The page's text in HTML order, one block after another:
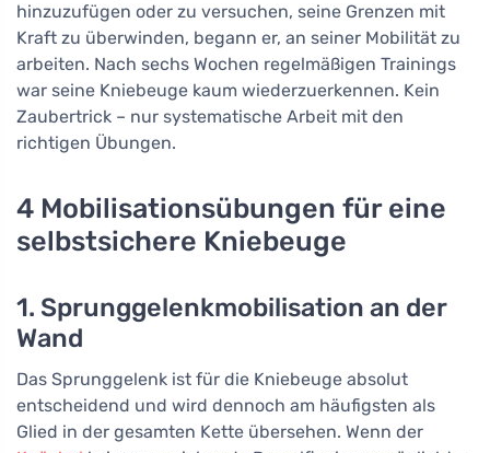
hinzuzufügen oder zu versuchen, seine Grenzen mit
Kraft zu überwinden, begann er, an seiner Mobilität zu
arbeiten. Nach sechs Wochen regelmäßigen Trainings
war seine Kniebeuge kaum wiederzuerkennen. Kein
Zaubertrick – nur systematische Arbeit mit den
richtigen Übungen.
4 Mobilisationsübungen für eine
selbstsichere Kniebeuge
1. Sprunggelenkmobilisation an der
Wand
Das Sprunggelenk ist für die Kniebeuge absolut
entscheidend und wird dennoch am häufigsten als
Glied in der gesamten Kette übersehen. Wenn der